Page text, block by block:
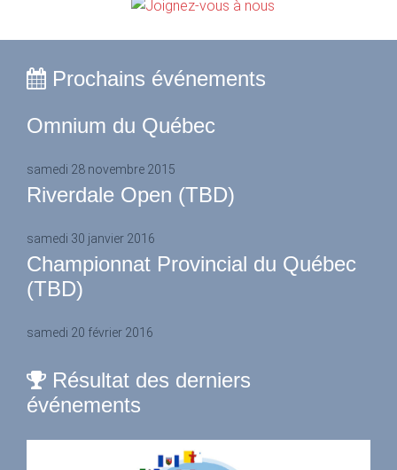
Prochains événements
Omnium du Québec
samedi 28 novembre 2015
Riverdale Open (TBD)
samedi 30 janvier 2016
Championnat Provincial du Québec
(TBD)
samedi 20 février 2016
Résultat des derniers
événements